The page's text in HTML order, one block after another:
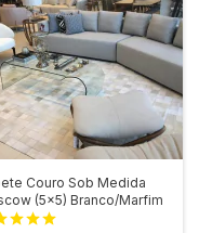
Couro Sob Medida
(5x5) Branco/Marfim